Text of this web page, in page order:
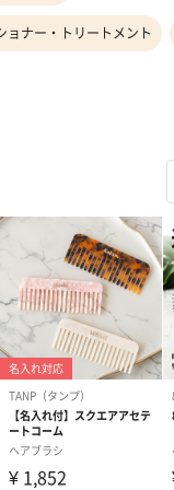
ョナー・トリートメント